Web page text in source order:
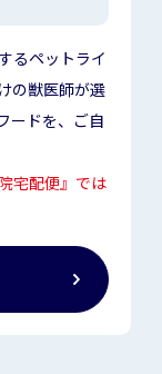
るペットライ
の獣医師が選
ードを、ご自
宅配便』では